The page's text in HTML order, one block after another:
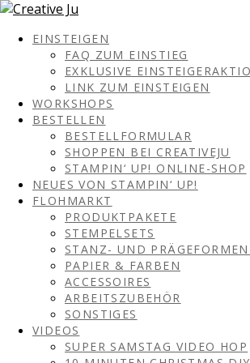
EINSTEIGEN
FAQ ZUM EINSTIEG
EXKLUSIVE
LINK ZUM EINSTEIGEN
WORKSHOPS
BESTELLEN
BESTELLFORMULAR
SHOPPEN BEI CREATIVEJU
STAMPIN‘ UP! ONLINE-SHOP
NEUES VON STAMPIN‘ UP!
FLOHMARKT
PRODUKTPAKETE
STEMPELSETS
STANZ- UND
PAPIER & FARBEN
ACCESSOIRES
ARBEITSZUBEHÖR
SONSTIGES
VIDEOS
SUPER SAMSTAG VIDEO HOP